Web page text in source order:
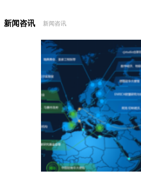
新闻咨讯 新闻咨讯